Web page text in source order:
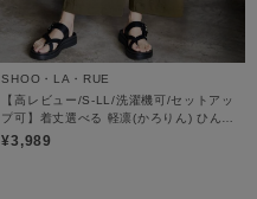
SHOO・LA・RUE
【高レビュー/S-LL/洗濯機可/セットアッ
プ可】着丈選べる 軽凛(かろりん) ひんや
りフラップイージーパンツ
¥3,989